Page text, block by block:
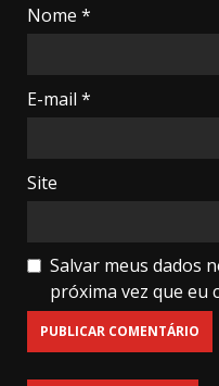
Nome *
E-mail *
Site
Salvar meus dados
próxima vez que eu